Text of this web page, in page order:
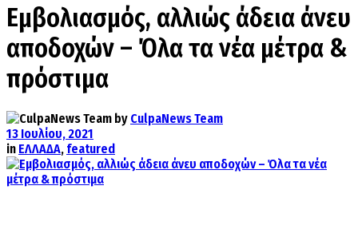
Εμβολιασμός, αλλιώς άδεια άνευ
αποδοχών – Όλα τα νέα μέτρα &
πρόστιμα
by CulpaNews Team
13 Ιουλίου, 2021
in ΕΛΛΑΔΑ, featured